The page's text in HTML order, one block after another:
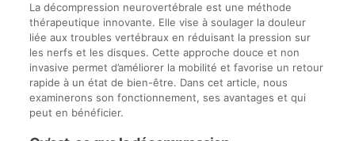
La décompression neurovertébrale est une méthode
thérapeutique innovante. Elle vise à soulager la douleur
liée aux troubles vertébraux en réduisant la pression sur
les nerfs et les disques. Cette approche douce et non
invasive permet d’améliorer la mobilité et favorise un retour
rapide à un état de bien-être. Dans cet article, nous
examinerons son fonctionnement, ses avantages et qui
peut en bénéficier.